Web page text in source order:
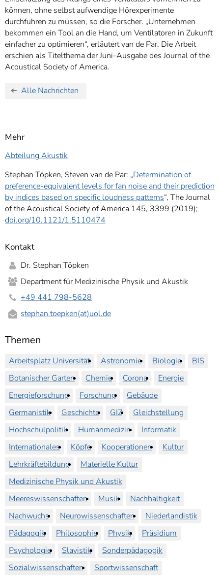
können, ohne selbst aufwendige Hörexperimente
durchführen zu müssen, so die Forscher. „Unternehmen
bekommen ein Tool an die Hand, um Ventilatoren in Zukunft
einfacher zu optimieren“, erläutert van de Par. Die Arbeit
erschien als Titelthema der Juni-Ausgabe des Journal of the
Acoustical Society of America.
Alle Nachrichten
Themen
Arbeitsplatz Universität Astronomie Biologie
BIS
Botanischer Garten
Chemie Corona
Energie
Energieforschung
Forschung
Gebäude
Germanistik
Geschichte GIZ
Gleichstellung
Hochschulpolitik
Humanmedizin
Informatik
Internationales
Köpfe Kooperationen
Kultur
Lehrkräftebildung
Materielle Kultur
Medizinische Physik und Akustik
Meereswissenschaften
Musik
Nachhaltigkeit
Nachwuchs
Neurowissenschaften
Niederlandistik
Pädagogik
Philosophie Physik
Präsidium
Psychologie
Slavistik
Sonderpädagogik
Sozialwissenschaften
Sportwissenschaft
Mehr
Abteilung Akustik
Stephan Töpken, Steven van de Par: „Determination of
preference-equivalent levels for fan noise and their prediction
by indices based on specific loudness patterns“, The Journal
of the Acoustical Society of America 145, 3399 (2019);
doi.org/10.1121/1.5110474
Kontakt
Dr. Stephan Töpken
Department für Medizinische Physik und Akustik
+49 441 798-5628
stephan.toepken(at)uol.de